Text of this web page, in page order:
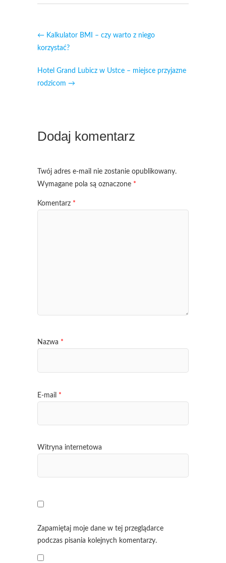
← Kalkulator BMI – czy warto z niego
korzystać?
Hotel Grand Lubicz w Ustce – miejsce przyjazne
rodzicom →
Dodaj komentarz
Twój adres e-mail nie zostanie opublikowany.
Wymagane pola są oznaczone *
Komentarz *
Nazwa *
E-mail *
Witryna internetowa
Zapamiętaj moje dane w tej przeglądarce
podczas pisania kolejnych komentarzy.